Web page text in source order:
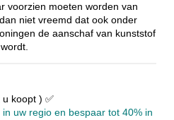
voorzien moeten worden van
niet vreemd dat ook onder
de aanschaf van kunststof
koopt ) ✅
uw regio en bespaar tot 40% in